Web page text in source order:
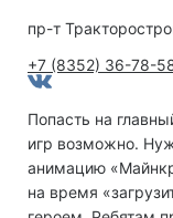
пр-т
+7 (8352) 36-78-
Попасть на
игр возможно.
анимацию
на время